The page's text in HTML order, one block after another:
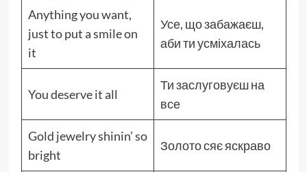
Anything you want,
just to put a smile on
it
Усе, що забажаєш,
аби ти усміхалась
You deserve it all
Ти заслуговуєш на
все
Gold jewelry shinin’ so
bright
Золото сяє яскраво